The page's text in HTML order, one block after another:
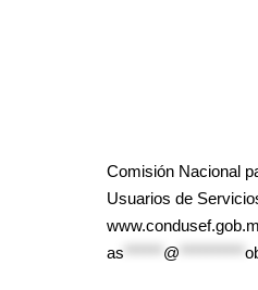
Comisión Nacional
Usuarios de
as
@